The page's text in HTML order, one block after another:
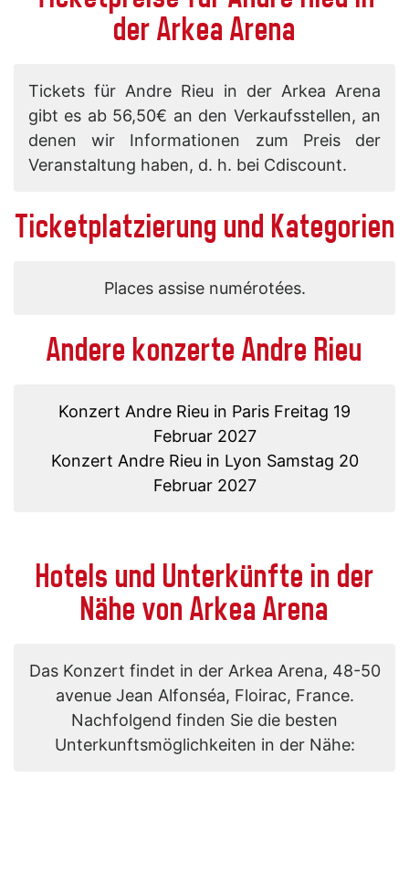
der Arkea Arena
Tickets für Andre Rieu in der Arkea Arena
gibt es ab 56,50€ an den Verkaufsstellen, an
denen wir Informationen zum Preis der
Veranstaltung haben, d. h. bei Cdiscount.
Ticketplatzierung und Kategorien
Places assise numérotées.
Andere konzerte Andre Rieu
Konzert Andre Rieu in Paris Freitag 19
Februar 2027
Konzert Andre Rieu in Lyon Samstag 20
Februar 2027
Hotels und Unterkünfte in der
Nähe von Arkea Arena
Das Konzert findet in der Arkea Arena, 48-50
avenue Jean Alfonséa, Floirac, France.
Nachfolgend finden Sie die besten
Unterkunftsmöglichkeiten in der Nähe: